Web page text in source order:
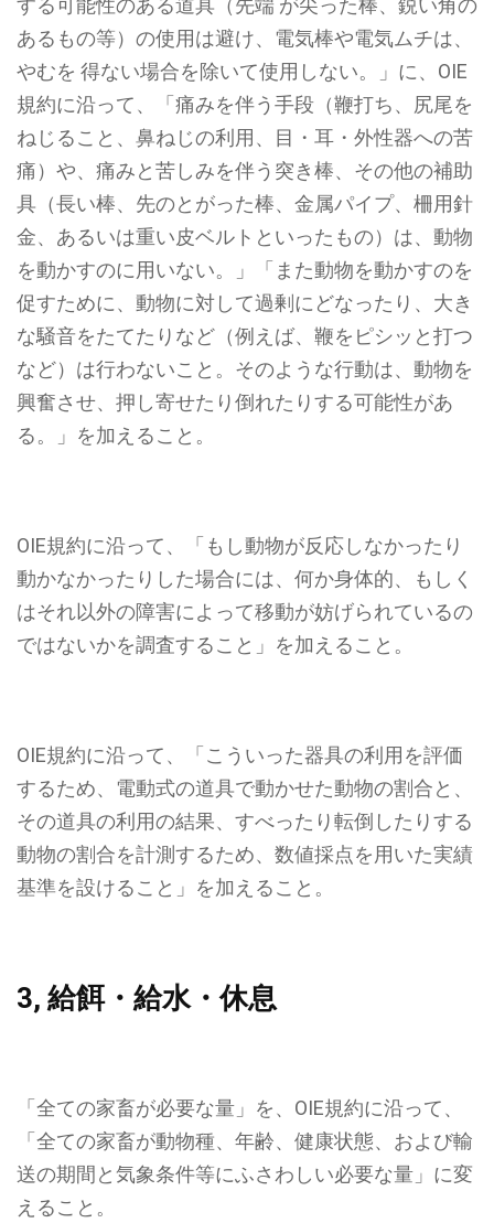
する可能性のある道具（先端 が尖った棒、鋭い角の
あるもの等）の使用は避け、電気棒や電気ムチは、
やむを 得ない場合を除いて使用しない。」に、OIE
規約に沿って、
「痛みを伴う手段（鞭打ち、尻尾を
ねじること、鼻ねじの利用、目・耳・外性器への苦
痛）や、痛みと苦しみを伴う突き棒、その他の補助
具（長い棒、先のとがった棒、金属パイプ、柵用針
金、あるいは重い皮ベルトといったもの）は、動物
を動かすのに用いない。」「また動物を動かすのを
促すために、動物に対して過剰にどなったり、大き
な騒音をたてたりなど（例えば、鞭をピシッと打つ
など）は行わないこと。そのような行動は、動物を
興奮させ、押し寄せたり倒れたりする可能性があ
る。」 を加えること。
OIE規約に沿って、「 もし動物が反応しなかったり
動かなかったりした場合には、何か身体的、もしく
はそれ以外の障害によって移動が妨げられているの
ではないかを調査すること 」を加えること。
OIE規約に沿って、
「こういった器具の利用を評価
するため、電動式の道具で動かせた動物の割合と、
その道具の利用の結果、すべったり転倒したりする
動物の割合を計測するため、数値採点を用いた実績
基準を設けること」 を加えること。
3, 給餌・給水・休息
「 全ての家畜が必要な量 」を、OIE規約に沿って、
「全ての家畜が動物種、年齢、健康状態、および輸
送の期間と気象条件等にふさわしい必要な量 」に変
えること。